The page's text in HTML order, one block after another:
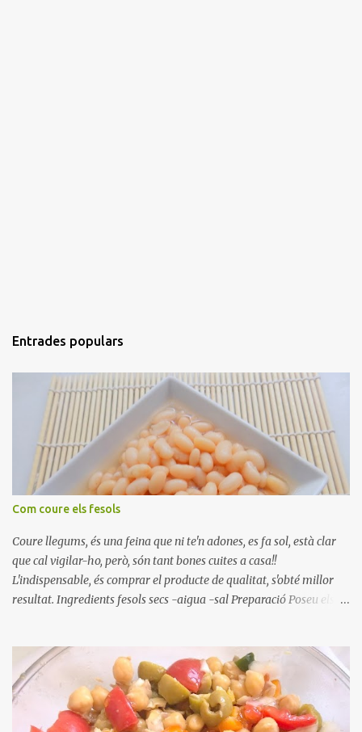
Entrades populars
Com coure els fesols
Coure llegums, és una feina que ni te'n adones, es fa sol, està clar
que cal vigilar-ho, però, són tant bones cuites a casa!!
L'indispensable, és comprar el producte de qualitat, s'obté millor
resultat. Ingredients fesols secs -aigua -sal Preparació Poseu els
quan arrenca el bull, canvieu l'aigua bullint, per aigua freda,
repetiu dues o tres vegades, abaixeu el foc i atureu la ebullició, dues
o tres vegades afegint aigua freda, han de coure a foc baix, quasi
be, sense bullir i sempre sempre, amb l'olla tapada, entre 1 hora i 1